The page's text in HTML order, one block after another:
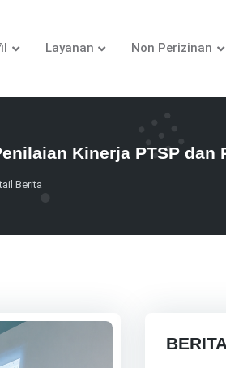
Layanan Non Perizinan
Kinerja PTSP dan
Berita